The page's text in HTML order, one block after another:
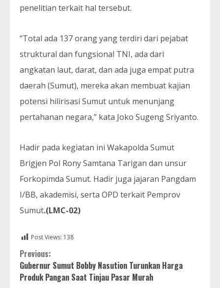
penelitian terkait hal tersebut.
“Total ada 137 orang yang terdiri dari pejabat
struktural dan fungsional TNI, ada dari
angkatan laut, darat, dan ada juga empat putra
daerah (Sumut), mereka akan membuat kajian
potensi hilirisasi Sumut untuk menunjang
pertahanan negara,” kata Joko Sugeng Sriyanto.
Hadir pada kegiatan ini Wakapolda Sumut
Brigjen Pol Rony Samtana Tarigan dan unsur
Forkopimda Sumut. Hadir juga jajaran Pangdam
I/BB, akademisi, serta OPD terkait Pemprov
Sumut.(LMC-02)
Post Views: 138
Continue
Reading
Previous:
Gubernur Sumut Bobby Nasution Turunkan Harga
Produk Pangan Saat Tinjau Pasar Murah